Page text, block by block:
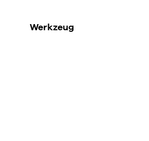
Werkzeug